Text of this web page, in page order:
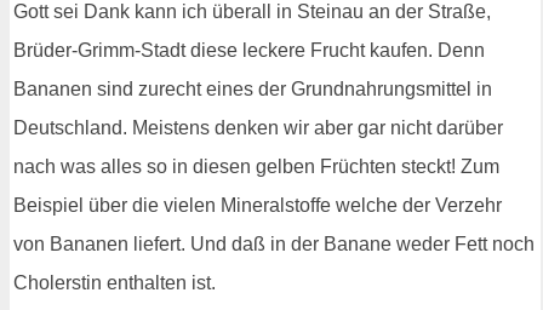
Gott sei Dank kann ich überall in Steinau an der Straße,
Brüder-Grimm-Stadt diese leckere Frucht kaufen. Denn
Bananen sind zurecht eines der Grundnahrungsmittel in
Deutschland. Meistens denken wir aber gar nicht darüber
nach was alles so in diesen gelben Früchten steckt! Zum
Beispiel über die vielen Mineralstoffe welche der Verzehr
von Bananen liefert. Und daß in der Banane weder Fett noch
Cholerstin enthalten ist.